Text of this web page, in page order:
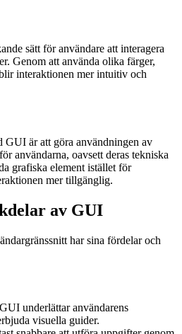
sätt för användare att interagera
Genom att använda olika färger,
interaktionen mer intuitiv och
GUI är att göra användningen av
användarna, oavsett deras tekniska
grafiska element istället för
mer tillgänglig.
av GUI
har sina fördelar och
GUI underlättar användarens
visuella guider.